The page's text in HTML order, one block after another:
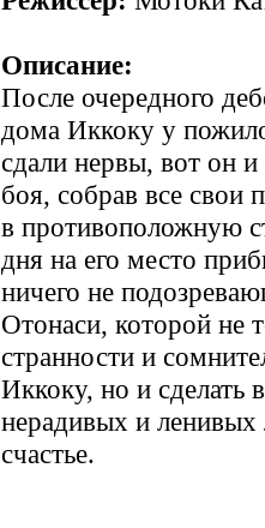
Описание:
После очередного
дома Иккоку у
сдали нервы, вот он
боя, собрав все свои
в противоположную
дня на его место
ничего не
Отонаси, которой не
странности и
Иккоку, но и сделать
нерадивых и ленивых
счастье.